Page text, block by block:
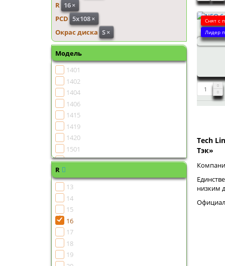
R 16×
PCD 5x108×
Окрас диска S×
Модель
1401
1402
1404
1406
1415
1419
1420
1501
1502
1505
1507
1510
1513
R
13
14
15
16
17
18
19
Снят с
Лидер
NEO
Tech
Тэк»
низким